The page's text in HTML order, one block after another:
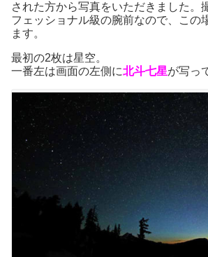
された方から写真をいただきました。
フェッショナル級の腕前なので、この
ます。
最初の2枚は星空。
一番左は画面の左側に北斗七星が写っ